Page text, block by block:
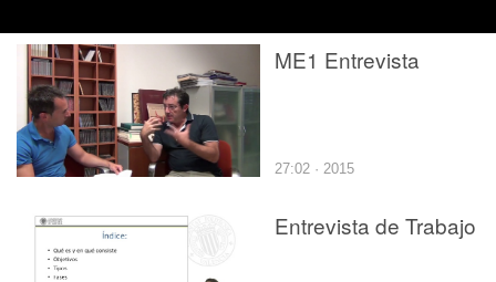
ME1 Entrevista
27:02 · 2015
Entrevista de Trabajo